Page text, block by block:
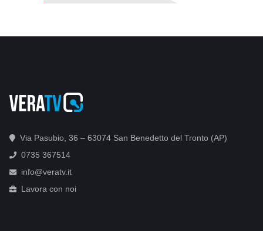
Via Pasubio, 36 – 63074 San Benedetto del Tronto (AP)
0735 367514
info@veratv.it
Lavora con noi